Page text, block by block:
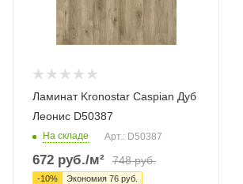
Ламинат Kronostar Caspian Дуб
Леонис D50387
На складе Арт.: D50387
672 руб./м² 748руб.
-10% Экономия76 руб.